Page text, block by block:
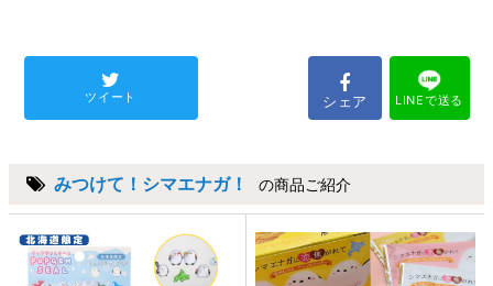
ツイート シェア LINEで送る
みつけて！シマエナガ！ の商品ご紹介